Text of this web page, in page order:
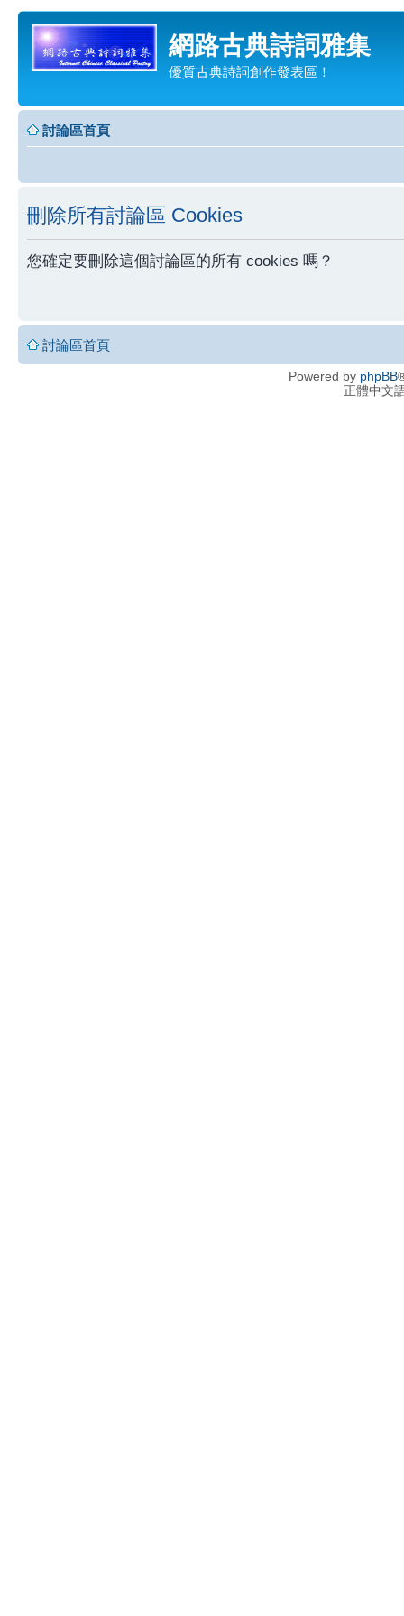
網路古典詩詞雅集
優質古典詩詞創作發表區！
討論區首頁
刪除所有討論區 Cookies
您確定要刪除這個討論區的所有 cookies 嗎？
討論區首頁
Powered by phpBB
正體中文